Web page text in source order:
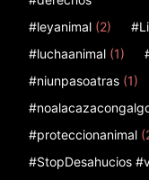
#leyanimal (2)
#luchaanimal (1)
#niunpasoatras (1)
#proteccionanimal
#StopDesahucios